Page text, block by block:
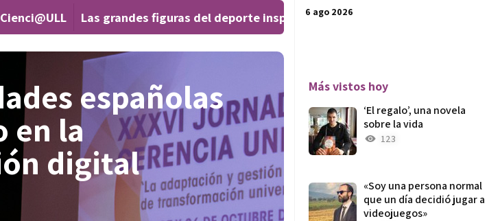
Las grandes figuras del deporte inspiran al público en el Teatro Leal
6 ago 2026
españolas
en la
digital
Más vistos hoy
‘El regalo’, una novela
sobre la vida
123
«Soy una persona normal
que un día decidió jugar a
videojuegos»